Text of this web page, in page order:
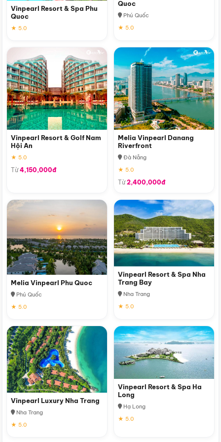
Vinpearl Resort & Spa Phu
Quoc
★ 5.0
Quoc
Phú Quốc
★ 5.0
Vinpearl Resort & Golf Nam
Hội An
★ 5.0
Từ4,150,000đ
Melia Vinpearl Danang
Riverfront
Đà Nẵng
★ 5.0
Từ2,400,000đ
Melia Vinpearl Phu Quoc
Phú Quốc
★ 5.0
Vinpearl Resort & Spa Nha
Trang Bay
Nha Trang
★ 5.0
Vinpearl Luxury Nha Trang
Nha Trang
★ 5.0
Vinpearl Resort & Spa Ha
Long
Hạ Long
★ 5.0